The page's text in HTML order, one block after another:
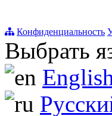
Конфиденциальность
Выбрать